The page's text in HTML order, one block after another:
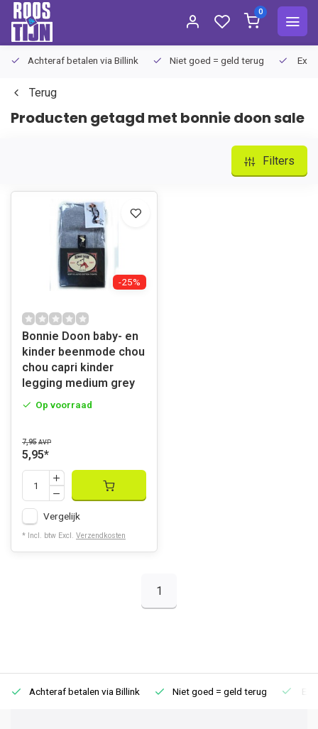
0
Achteraf betalen via Billink Niet goed = geld terug
Terug
Producten getagd met bonnie doon sale
Filters
-25%
Bonnie Doon baby- en
kinder beenmode chou
chou capri kinder
legging medium grey
Op voorraad
7,95 AVP
5,95*
Vergelijk
* Incl. btw Excl. Verzendkosten
1
Achteraf betalen via Billink Niet goed = geld terug